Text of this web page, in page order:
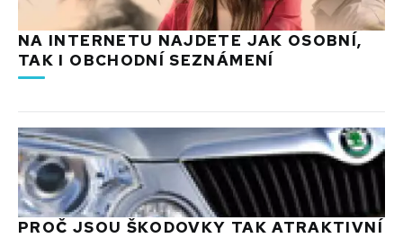
NA INTERNETU NAJDETE JAK OSOBNÍ,
TAK I OBCHODNÍ SEZNÁMENÍ
PROČ JSOU ŠKODOVKY TAK ATRAKTIVNÍ